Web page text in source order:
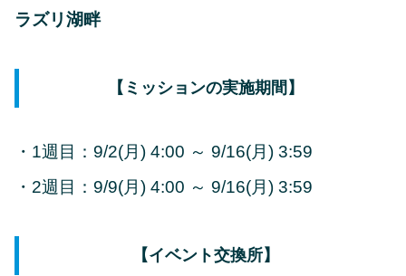
ラズリ湖畔
【ミッションの実施期間】
・1週目：9/2(月) 4:00 ～ 9/16(月) 3:59
・2週目：9/9(月) 4:00 ～ 9/16(月) 3:59
【イベント交換所】